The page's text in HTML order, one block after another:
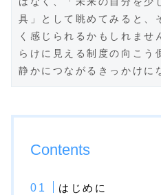
具」として眺めてみると、
く感じられるかもしれませ
らけに見える制度の向こう
静かにつながるきっかけに
Contents
はじめに